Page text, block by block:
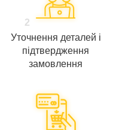
2
Уточнення деталей і
підтвердження
замовлення